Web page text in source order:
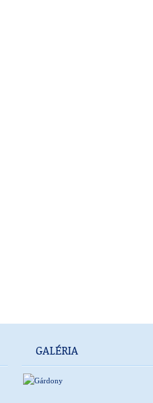
GALÉRIA